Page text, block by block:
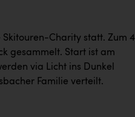
Charity statt. Zum
gesammelt. Start ist am
via Licht ins Dunkel
Familie verteilt.